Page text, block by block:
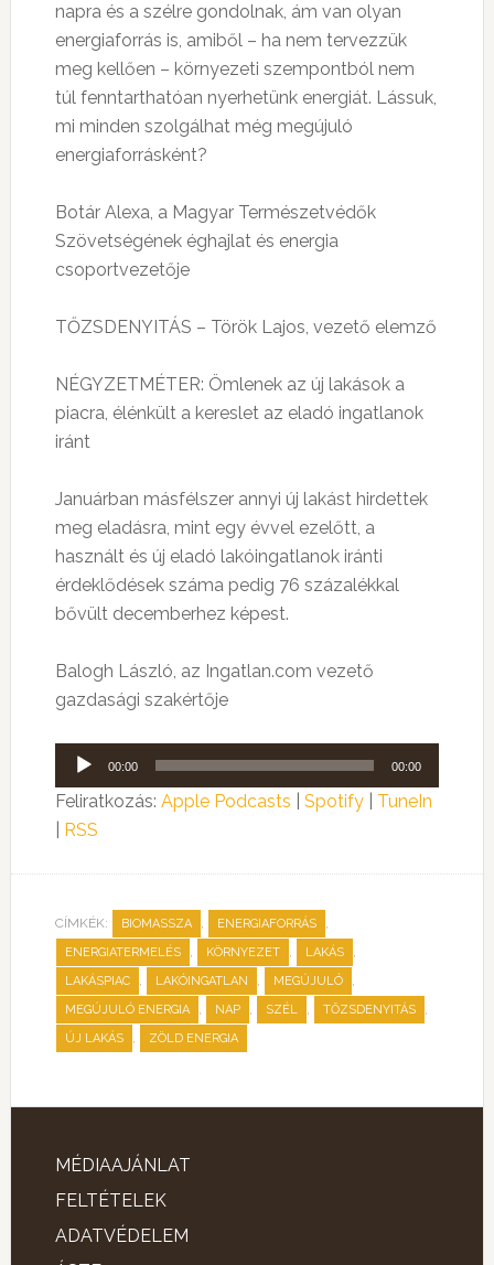
napra és a szélre gondolnak, ám van olyan
energiaforrás is, amiből – ha nem tervezzük
meg kellően – környezeti szempontból nem
túl fenntarthatóan nyerhetünk energiát. Lássuk,
mi minden szolgálhat még megújuló
energiaforrásként?
Botár Alexa, a Magyar Természetvédők
Szövetségének éghajlat és energia
csoportvezetője
TŐZSDENYITÁS – Török Lajos, vezető elemző
NÉGYZETMÉTER: Ömlenek az új lakások a
piacra, élénkült a kereslet az eladó ingatlanok
iránt
Januárban másfélszer annyi új lakást hirdettek
meg eladásra, mint egy évvel ezelőtt, a
használt és új eladó lakóingatlanok iránti
érdeklődések száma pedig 76 százalékkal
bővült decemberhez képest.
Balogh László, az Ingatlan.com vezető
gazdasági szakértője
Audió
lejátszó
00:00 00:00
Feliratkozás: Apple Podcasts Spotify| TuneIn
RSS
CÍMKÉK: BIOMASSZA , ENERGIAFORRÁS ,
ENERGIATERMELÉS , KÖRNYEZET , LAKÁS ,
LAKÁSPIAC , LAKÓINGATLAN , MEGÚJULÓ ,
MEGÚJULÓ ENERGIA , NAP , SZÉL , TŐZSDENYITÁS ,
ÚJ LAKÁS , ZÖLD ENERGIA
MÉDIAAJÁNLAT
FELTÉTELEK
ADATVÉDELEM